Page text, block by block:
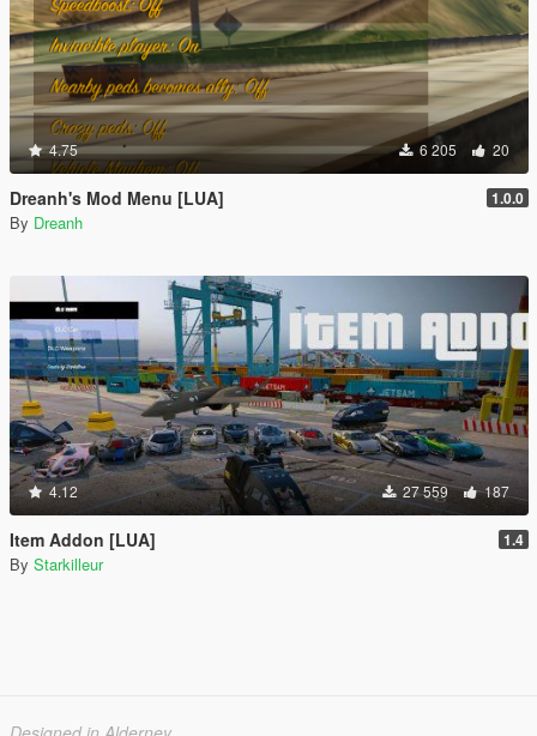
4.75 6 205 20
Dreanh's Mod Menu [LUA] 1.0.0
By Dreanh
4.12 27 559 187
Item Addon [LUA] 1.4
By Starkilleur